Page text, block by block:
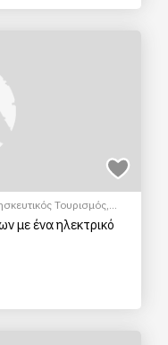
Τουρισμός,
Φώτο Tour
με ένα ηλεκτρικό